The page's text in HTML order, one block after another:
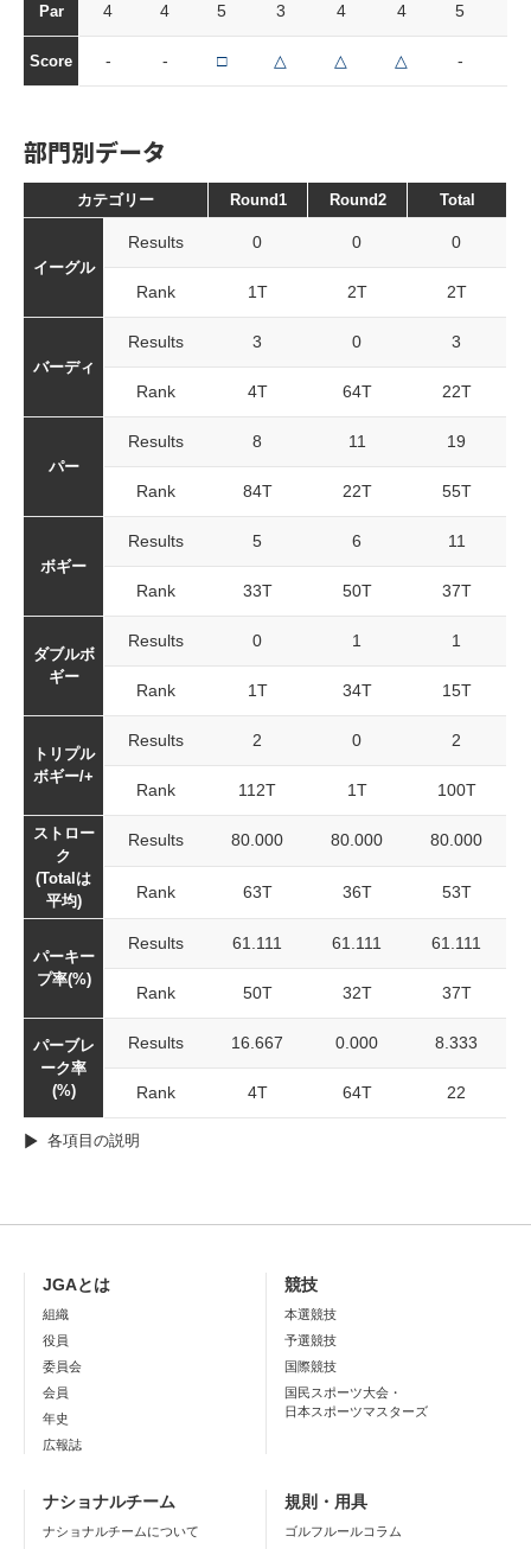
Par 4 4 5 3 4 4 5
Score - - □ △ △ △ -
部門別データ
カテゴリー Round1 Round2 Total
イーグル
Results 0 0 0
Rank 1T 2T 2T
バーディ
Results 3 0 3
Rank 4T 64T 22T
パー
Results 8 11 19
Rank 84T 22T 55T
ボギー
Results 5 6 11
Rank 33T 50T 37T
ダブルボ
ギー
Results 0 1 1
Rank 1T 34T 15T
トリプル
ボギー/+
Results 2 0 2
Rank 112T 1T 100T
ストロー
ク
(Totalは
平均)
Results 80.000 80.000 80.000
Rank 63T 36T 53T
パーキー
プ率(%)
Results 61.111 61.111 61.111
Rank 50T 32T 37T
パーブレ
ーク率
(%)
Results 16.667 0.000 8.333
Rank 4T 64T 22
各項目の説明
JGAとは
組織
役員
委員会
会員
年史
広報誌
競技
本選競技
予選競技
国際競技
国民スポーツ大会・
日本スポーツマスターズ
ナショナルチーム
ナショナルチームについて
規則・用具
ゴルフルールコラム